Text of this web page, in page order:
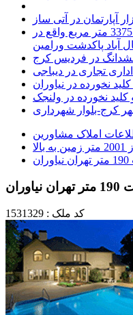
آپارتمان در آتی ساز
قطعه زمین ششدانگ به مساحت 3375 متر مربع واقع در
آباد پاکدشت ورامین
در فردیس کرج
تجاری در دیباجی
نخورده در نیاوران
نخورده در ولنجک
کرج-بلوار شهرداری
املاک مشاورين
کد ملک : 1531329